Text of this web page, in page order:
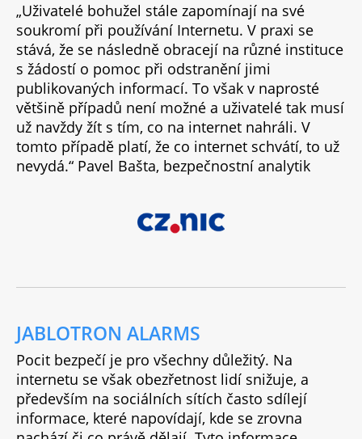
„Uživatelé bohužel stále zapomínají na své
soukromí při používání Internetu. V praxi se
stává, že se následně obracejí na různé instituce
s žádostí o pomoc při odstranění jimi
publikovaných informací. To však v naprosté
většině případů není možné a uživatelé tak musí
už navždy žít s tím, co na internet nahráli. V
tomto případě platí, že co internet schvátí, to už
nevydá.“ Pavel Bašta, bezpečnostní analytik
JABLOTRON ALARMS
Pocit bezpečí je pro všechny důležitý. Na
internetu se však obezřetnost lidí snižuje, a
především na sociálních sítích často sdílejí
informace, které napovídají, kde se zrovna